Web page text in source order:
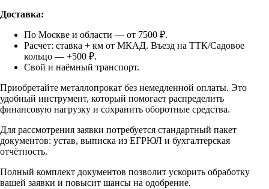
Доставка:
По Москве и области — от 7500 ₽.
Расчет: ставка + км от МКАД. Въезд на ТТК/Садовое
кольцо — +500 ₽.
Свой и наёмный транспорт.
Приобретайте металлопрокат без немедленной оплаты. Это
удобный инструмент, который помогает распределить
финансовую нагрузку и сохранить оборотные средства.
Для рассмотрения заявки потребуется стандартный пакет
документов: устав, выписка из ЕГРЮЛ и бухгалтерская
отчётность.
Полный комплект документов позволит ускорить обработку
вашей заявки и повысит шансы на одобрение.